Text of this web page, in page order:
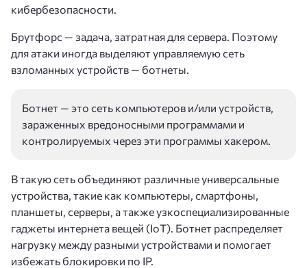
кибербезопасности.
Брутфорс — задача, затратная для сервера. Поэтому
для атаки иногда выделяют управляемую сеть
взломанных устройств — ботнеты.
Ботнет — это сеть компьютеров и/или устройств,
зараженных вредоносными программами и
контролируемых через эти программы хакером.
В такую сеть объединяют различные универсальные
устройства, такие как компьютеры, смартфоны,
планшеты, серверы, а также узкоспециализированные
гаджеты интернета вещей (IoT). Ботнет распределяет
нагрузку между разными устройствами и помогает
избежать блокировки по IP.